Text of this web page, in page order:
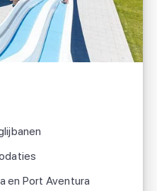
en Port Aventura
Roan
holidays